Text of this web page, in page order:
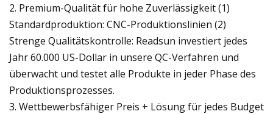
2. Premium-Qualität für hohe Zuverlässigkeit (1)
Standardproduktion: CNC-Produktionslinien (2)
Strenge Qualitätskontrolle: Readsun investiert jedes
Jahr 60.000 US-Dollar in unsere QC-Verfahren und
überwacht und testet alle Produkte in jeder Phase des
Produktionsprozesses.
3. Wettbewerbsfähiger Preis + Lösung für jedes Budget